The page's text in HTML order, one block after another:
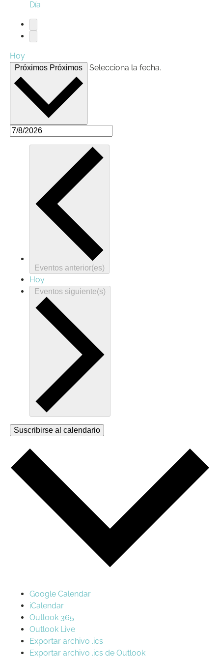
Día
Hoy
Próximos Próximos Selecciona la fecha.
Eventos anterior(es)
Hoy
Eventos siguiente(s)
Suscribirse al calendario
Google Calendar
iCalendar
Outlook 365
Outlook Live
Exportar archivo .ics
Exportar archivo .ics de Outlook